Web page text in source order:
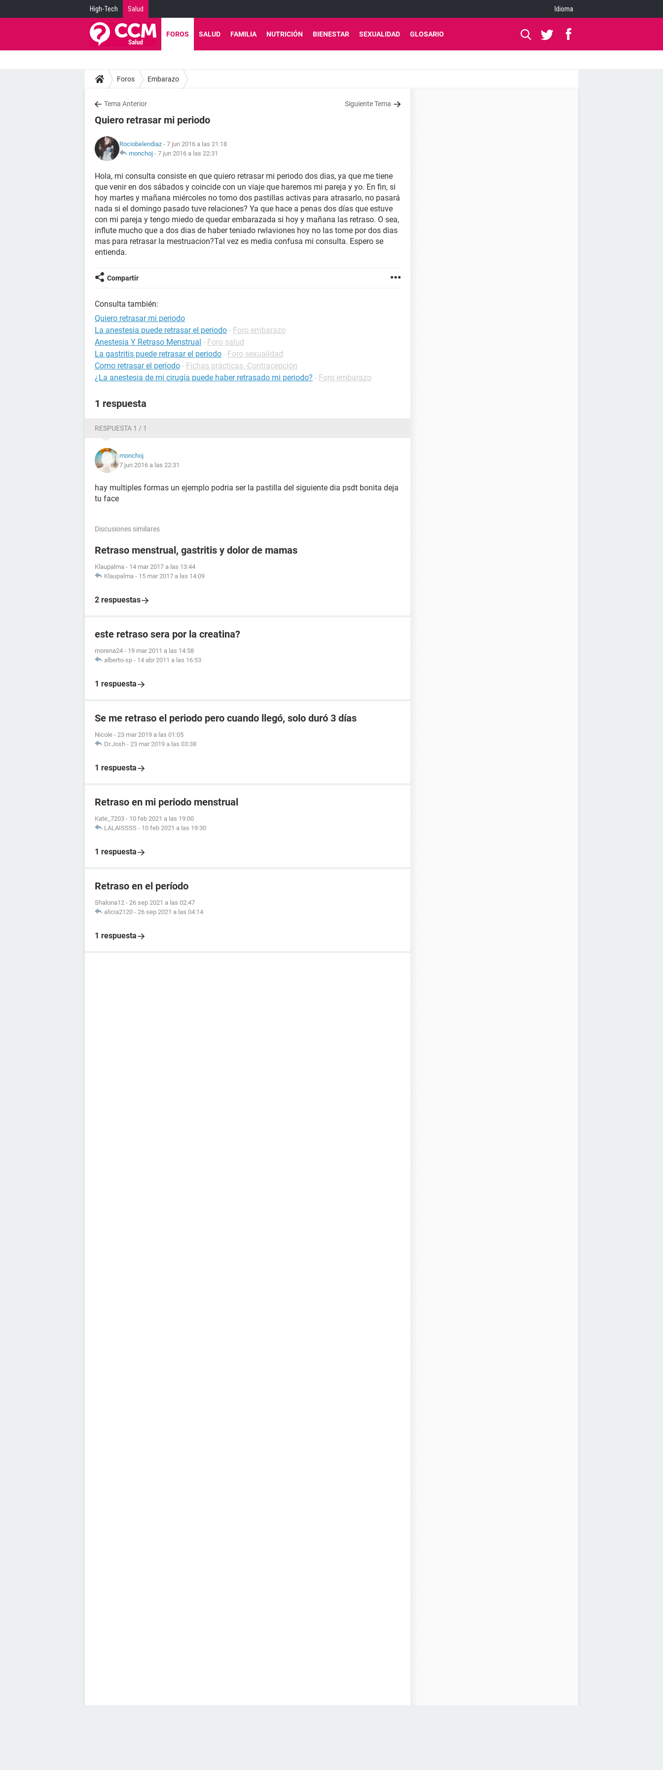
High-Tech Salud Idioma
FOROS SALUD FAMILIA NUTRICIÓN BIENESTAR SEXUALIDAD GLOSARIO
Foros Embarazo
Tema Anterior Siguiente Tema
Quiero retrasar mi periodo
Rociobelendiaz - 7 jun 2016 a las 21:18
monchoj - 7 jun 2016 a las 22:31
Hola, mi consulta consiste en que quiero retrasar mi periodo dos dias, ya que me tiene
que venir en dos sábados y coincide con un viaje que haremos mi pareja y yo. En fin, si
hoy martes y mañana miércoles no tomo dos pastillas activas para atrasarlo, no pasará
nada si el domingo pasado tuve relaciones? Ya que hace a penas dos días que estuve
con mi pareja y tengo miedo de quedar embarazada si hoy y mañana las retraso. O sea,
influte mucho que a dos dias de haber teniado rwlaviones hoy no las tome por dos dias
mas para retrasar la mestruacion?Tal vez es media confusa mi consulta. Espero se
entienda.
Compartir
Consulta también:
Quiero retrasar mi periodo
La anestesia puede retrasar el periodo - Foro embarazo
Anestesia Y Retraso Menstrual - Foro salud
La gastritis puede retrasar el periodo - Foro sexualidad
Como retrasar el período - Fichas prácticas -Contracepción
¿La anestesia de mi cirugía puede haber retrasado mi periodo? - Foro embarazo
1 respuesta
RESPUESTA 1 / 1
monchoj
7 jun 2016 a las 22:31
hay multiples formas un ejemplo podria ser la pastilla del siguiente dia psdt bonita deja
tu face
Discusiones similares
Retraso menstrual, gastritis y dolor de mamas
Klaupalma - 14 mar 2017 a las 13:44
Klaupalma - 15 mar 2017 a las 14:09
2 respuestas
este retraso sera por la creatina?
morena24 - 19 mar 2011 a las 14:58
alberto-sp - 14 abr 2011 a las 16:53
1 respuesta
Se me retraso el periodo pero cuando llegó, solo duró 3 días
Nicole - 23 mar 2019 a las 01:05
Dr.Josh - 23 mar 2019 a las 03:38
1 respuesta
Retraso en mi periodo menstrual
Kate_7203 - 10 feb 2021 a las 19:00
LALAISSSS - 10 feb 2021 a las 19:30
1 respuesta
Retraso en el período
Shalona12 - 26 sep 2021 a las 02:47
alicia2120 - 26 sep 2021 a las 04:14
1 respuesta